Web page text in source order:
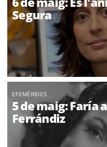
Segura
EFEMÈRIDES
5 de maig: Faría
Ferrándiz